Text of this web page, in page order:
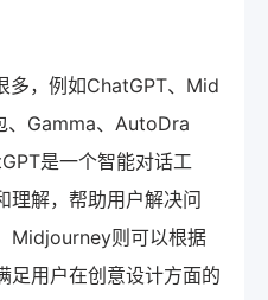
多，例如ChatGPT、Mid
Gamma、AutoDra
是一个智能对话工
理解，帮助用户解决问
Midjourney则可以根据
足用户在创意设计方面的